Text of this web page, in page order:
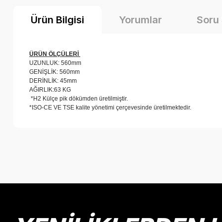
Ürün Bilgisi Yorumlar Soru
ÜRÜN ÖLÇÜLERİ
UZUNLUK: 560mm
GENİŞLİK: 560mm
DERİNLİK: 45mm
AĞIRLIK:63 KG
*H2 Külçe pik dökümden üretilmiştir.
*ISO-CE VE TSE kalite yönetimi çerçevesinde üretilmektedir.
Ürün resmi kalitesiz, bozuk veya görüntülenemiyor.